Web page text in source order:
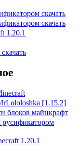
скачать
скачать
1.20.1
[1.15.2]
блоков майнкрафт
русификатором
1.20.1